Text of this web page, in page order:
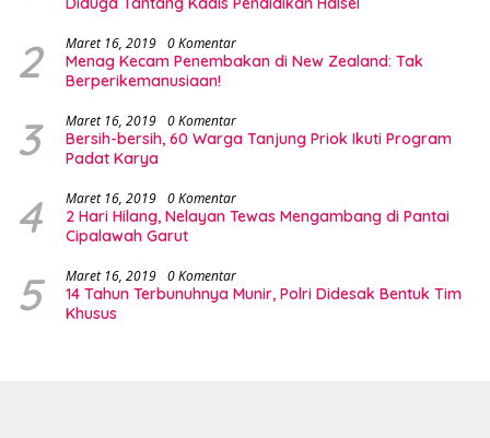
2 Maret 16, 2019 0 Komentar
Menag Kecam Penembakan di New Zealand: Tak
Berperikemanusiaan!
3 Maret 16, 2019 0 Komentar
Bersih-bersih, 60 Warga Tanjung Priok Ikuti Program
Padat Karya
4 Maret 16, 2019 0 Komentar
2 Hari Hilang, Nelayan Tewas Mengambang di Pantai
Cipalawah Garut
5 Maret 16, 2019 0 Komentar
14 Tahun Terbunuhnya Munir, Polri Didesak Bentuk Tim
Khusus